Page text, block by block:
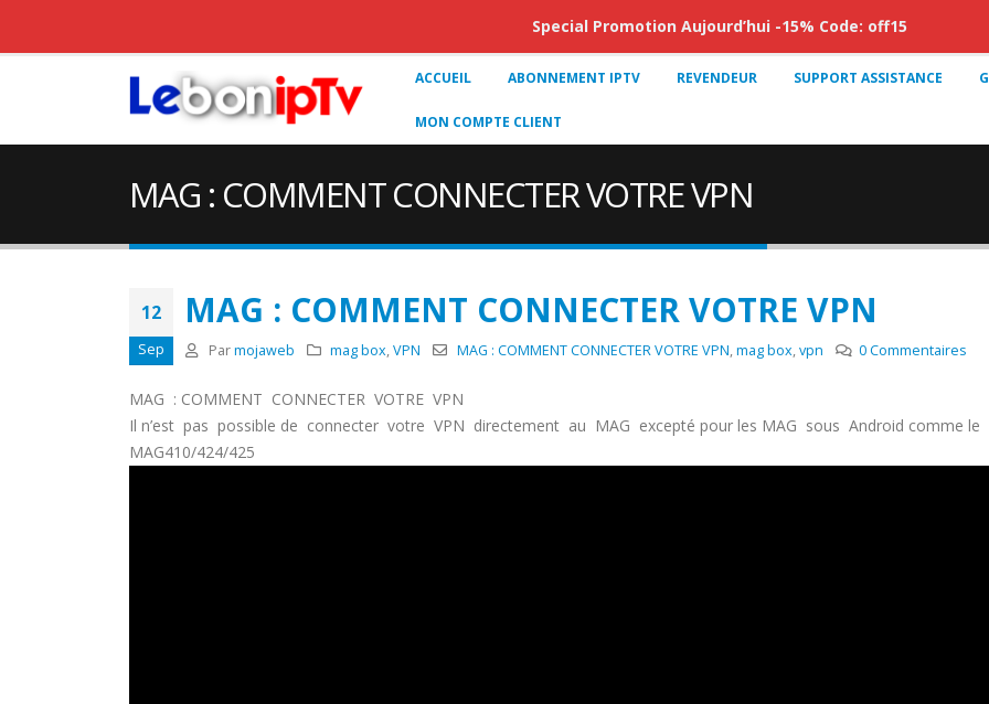
ACCUEIL ABONNEMENT IPTV REVENDEUR SUPPORT ASSISTANCE
MON COMPTE CLIENT
MAG : COMMENT CONNECTER VOTRE VPN
12
Sep
MAG : COMMENT CONNECTER VOTRE VPN
Par mojaweb mag box,VPN MAG : COMMENT CONNECTER VOTRE VPN,mag box,vpn 0 Commentaires
MAG : COMMENT CONNECTER VOTRE VPN
Il n’est pas possible de connecter votre VPN directement au MAG excepté pour les MAG sous Android comme le
MAG410/424/425
Special Promotion Aujourd’hui -15% Code: off15